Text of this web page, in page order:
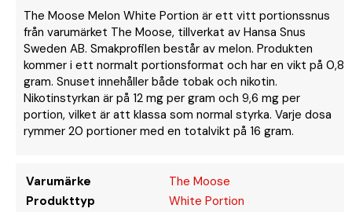
The Moose Melon White Portion är ett vitt portionssnus
från varumärket The Moose, tillverkat av Hansa Snus
Sweden AB. Smakprofilen består av melon. Produkten
kommer i ett normalt portionsformat och har en vikt på 0,8
gram. Snuset innehåller både tobak och nikotin.
Nikotinstyrkan är på 12 mg per gram och 9,6 mg per
portion, vilket är att klassa som normal styrka. Varje dosa
rymmer 20 portioner med en totalvikt på 16 gram.
Varumärke
The Moose
Produkttyp
White Portion